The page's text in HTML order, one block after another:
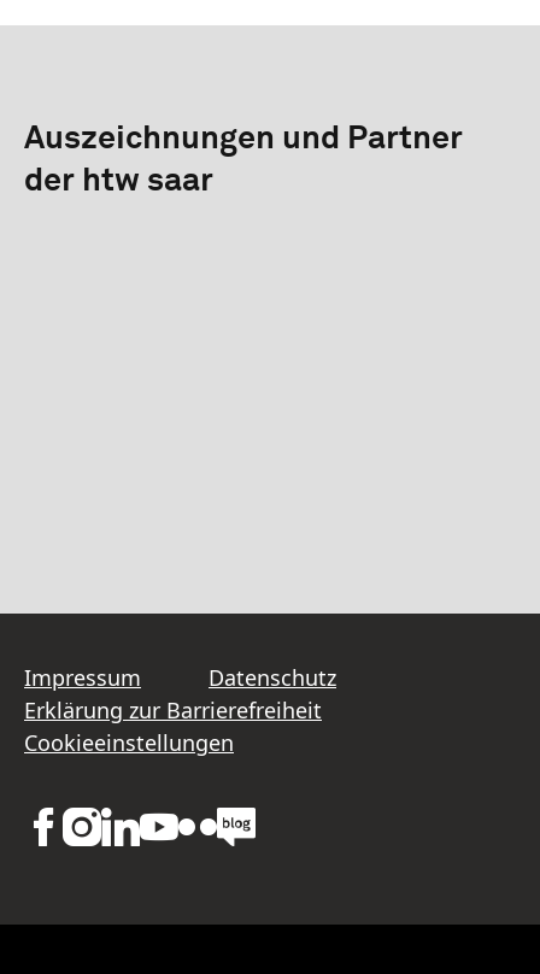
Auszeichnungen und Partner
der htw saar
Impressum
Datenschutz
Erklärung zur Barrierefreiheit
Cookieeinstellungen